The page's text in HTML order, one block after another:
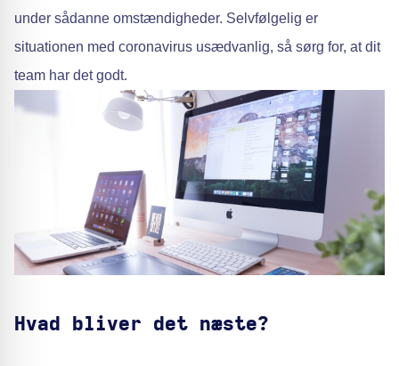
under sådanne omstændigheder. Selvfølgelig er
situationen med coronavirus usædvanlig, så sørg for, at dit
team har det godt.
Hvad bliver det næste?